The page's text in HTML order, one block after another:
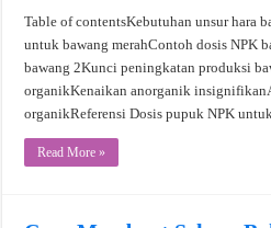
Table of contentsKebutuhan unsur hara
untuk bawang merahContoh dosis NPK
bawang 2Kunci peningkatan produksi
organikKenaikan anorganik
organikReferensi Dosis pupuk NPK
Read More »